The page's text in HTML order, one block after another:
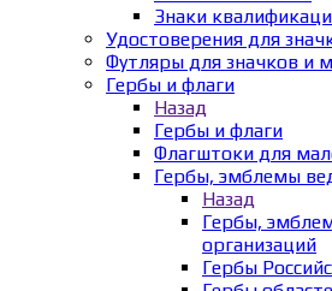
Знаки
Удостоверения для
Футляры для значков и
Гербы и флаги
Назад
Гербы и флаги
Флагштоки для
Гербы, эмблемы
Назад
Гербы,
организаций
Гербы